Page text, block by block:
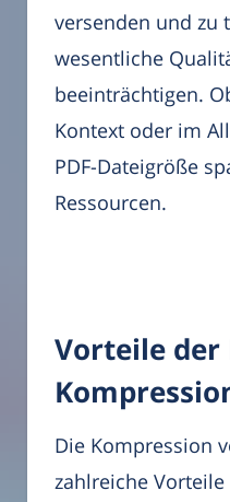
versenden und zu
wesentliche
beeinträchtigen.
Kontext oder im
PDF-Dateigröße
Ressourcen.
Vorteile der
Die Kompression
zahlreiche